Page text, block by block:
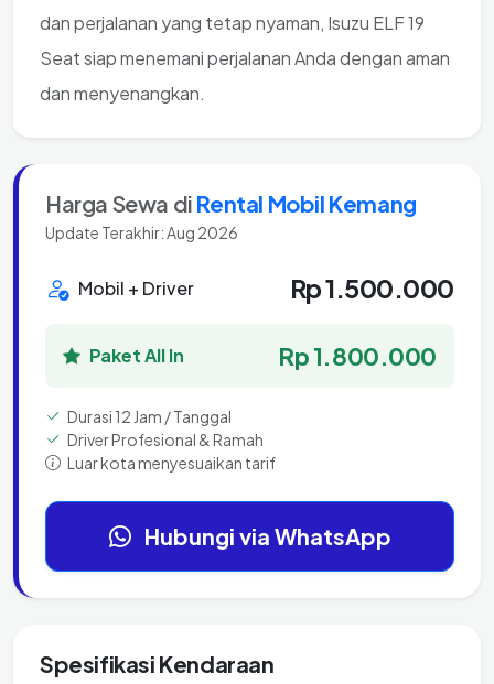
dan perjalanan yang tetap nyaman, Isuzu ELF 19
Seat siap menemani perjalanan Anda dengan aman
dan menyenangkan.
Harga Sewa di Rental Mobil Kemang
Update Terakhir: Aug 2026
Mobil + Driver Rp 1.500.000
Paket All In Rp 1.800.000
Durasi 12 Jam / Tanggal
Driver Profesional & Ramah
Luar kota menyesuaikan tarif
Hubungi via WhatsApp
Spesifikasi Kendaraan